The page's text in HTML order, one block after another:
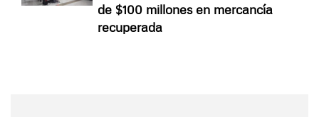
de $100 millones en mercancía
recuperada